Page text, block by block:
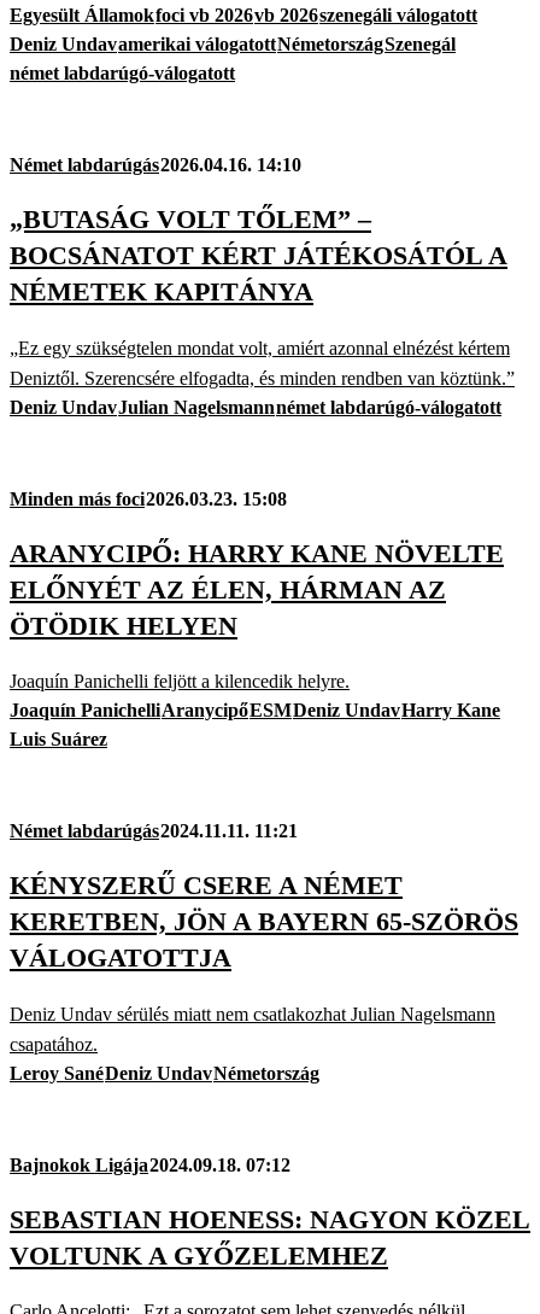
Egyesült Államokfoci vb 2026vb 2026szenegáli válogatott
Deniz Undavamerikai válogatottNémetországSzenegál
német labdarúgó-válogatott
Német labdarúgás2026.04.16. 14:10
„BUTASÁG VOLT TŐLEM” –
BOCSÁNATOT KÉRT JÁTÉKOSÁTÓL A
NÉMETEK KAPITÁNYA
„Ez egy szükségtelen mondat volt, amiért azonnal elnézést kértem
Deniztől. Szerencsére elfogadta, és minden rendben van köztünk.”
Deniz UndavJulian Nagelsmannnémet labdarúgó-válogatott
Minden más foci2026.03.23. 15:08
ARANYCIPŐ: HARRY KANE NÖVELTE
ELŐNYÉT AZ ÉLEN, HÁRMAN AZ
ÖTÖDIK HELYEN
Joaquín Panichelli feljött a kilencedik helyre.
Joaquín PanichelliAranycipőESMDeniz UndavHarry Kane
Luis Suárez
Német labdarúgás2024.11.11. 11:21
KÉNYSZERŰ CSERE A NÉMET
KERETBEN, JÖN A BAYERN 65-SZÖRÖS
VÁLOGATOTTJA
Deniz Undav sérülés miatt nem csatlakozhat Julian Nagelsmann
csapatához.
Leroy SanéDeniz UndavNémetország
Bajnokok Ligája2024.09.18. 07:12
SEBASTIAN HOENESS: NAGYON KÖZEL
VOLTUNK A GYŐZELEMHEZ